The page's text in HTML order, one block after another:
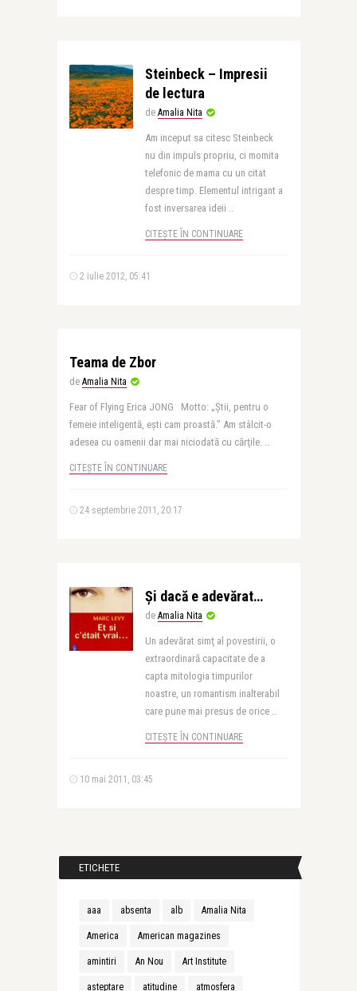
Steinbeck – Impresii
de lectura
de Amalia Nita
Am inceput sa citesc Steinbeck
nu din impuls propriu, ci momita
telefonic de mama cu un citat
despre timp. Elementul intrigant a
fost inversarea ideii ..
CITEȘTE ÎN CONTINUARE
2 iulie 2012, 05:41
Teama de Zbor
de Amalia Nita
Fear of Flying Erica JONG Motto: „Ştii, pentru o
femeie inteligentă, eşti cam proastă.” Am stâlcit-o
adesea cu oamenii dar mai niciodată cu cărţile. ..
CITEȘTE ÎN CONTINUARE
24 septembrie 2011, 20:17
Şi dacă e adevărat…
de Amalia Nita
Un adevărat simţ al povestirii, o
extraordinară capacitate de a
capta mitologia timpurilor
noastre, un romantism inalterabil
care pune mai presus de orice ..
CITEȘTE ÎN CONTINUARE
10 mai 2011, 03:45
ETICHETE
aaa absenta alb Amalia Nita
America American magazines
amintiri An Nou Art Institute
asteptare atitudine atmosfera